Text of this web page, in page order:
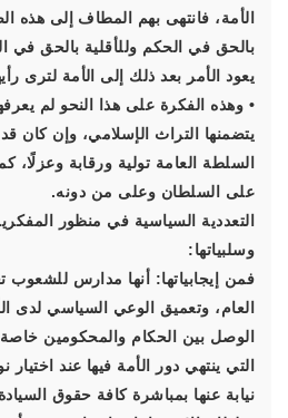
الأمة، فانتهى بهم المطاف إلى هذه
بالحق في الحكم وللأقلية بالحق في
يعود الأمر بعد ذلك إلى الأمة لترى
• وهذه الفكرة على هذا النحو لم
يتضمنها التراث الإسلامي، وإن
السلطة العامة تولية ورقابة
على السلطان وعلى من دونه.
التعددية السياسية في منظور
وسلبياتها:
فمن إيجابياتها: أنها مدارس للشعوب
العام، وتعميق الوعي السياسي لدى
الوصل بين الحكام والمحكومين خاصة
التي ينتهي دور الأمة فيها عند اختيار
نيابة عنها بمباشرة كافة حقوق